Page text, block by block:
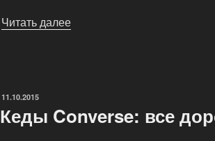
Читать далее
внимание»
ОПУБЛИКОВАНО
11.10.2015
Кеды Converse: все